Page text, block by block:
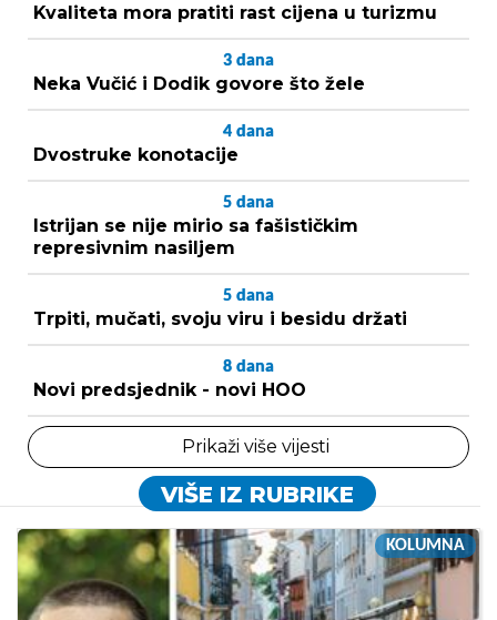
Kvaliteta mora pratiti rast cijena u turizmu
3 dana
Neka Vučić i Dodik govore što žele
4 dana
Dvostruke konotacije
5 dana
Istrijan se nije mirio sa fašističkim
represivnim nasiljem
5 dana
Trpiti, mučati, svoju viru i besidu držati
8 dana
Novi predsjednik - novi HOO
Prikaži više vijesti
VIŠE IZ RUBRIKE
KOLUMNA